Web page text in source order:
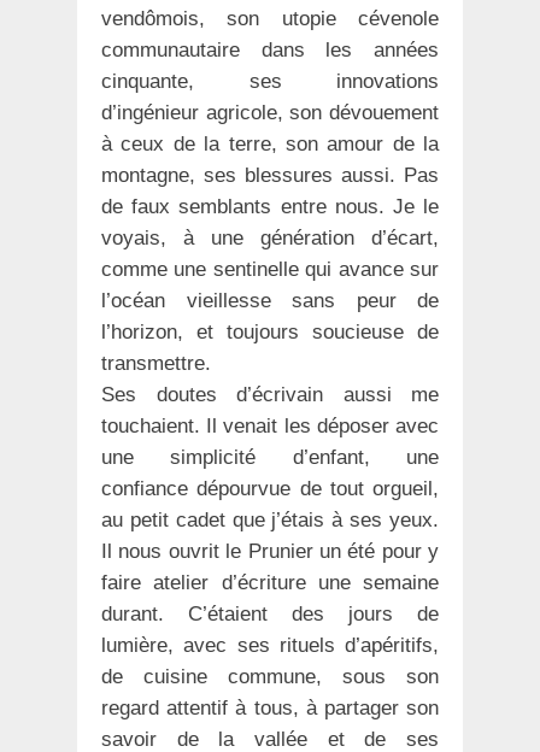
vendômois, son utopie cévenole
communautaire dans les années
cinquante, ses innovations
d’ingénieur agricole, son dévouement
à ceux de la terre, son amour de la
montagne, ses blessures aussi. Pas
de faux semblants entre nous. Je le
voyais, à une génération d’écart,
comme une sentinelle qui avance sur
l’océan vieillesse sans peur de
l’horizon, et toujours soucieuse de
transmettre.
Ses doutes d’écrivain aussi me
touchaient. Il venait les déposer avec
une simplicité d’enfant, une
confiance dépourvue de tout orgueil,
au petit cadet que j’étais à ses yeux.
Il nous ouvrit le Prunier un été pour y
faire atelier d’écriture une semaine
durant. C’étaient des jours de
lumière, avec ses rituels d’apéritifs,
de cuisine commune, sous son
regard attentif à tous, à partager son
savoir de la vallée et de ses